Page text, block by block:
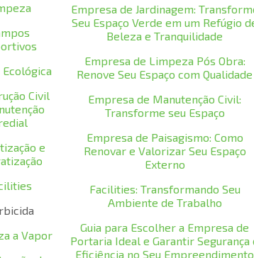
Ecológica
Civil
e
a Vapor
Empresa de Jardinagem:
Seu Espaço Verde em um Refúgio
Beleza e Tranquilidade
Empresa de Limpeza Pós Obra:
Renove Seu Espaço com Qualidade
Empresa de Manutenção Civil:
Transforme seu Espaço
Empresa de Paisagismo: Como
Renovar e Valorizar Seu Espaço
Externo
Facilities: Transformando Seu
Ambiente de Trabalho
Guia para Escolher a Empresa de
Portaria Ideal e Garantir Segurança
Eficiência no Seu Empreendimento